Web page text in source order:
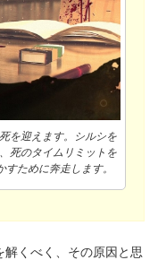
を迎えます。シルシを
死のタイムリミットを
ために奔走します。
解くべく、その原因と思